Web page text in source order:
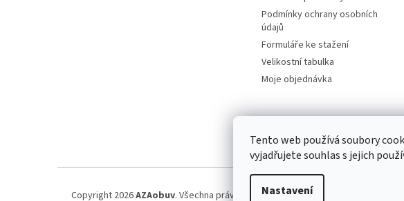
Tento web používá soubory
vyjadřujete souhlas s jejich
Nastavení
Podmínky ochrany osobních
údajů
Formuláře ke stažení
Velikostní tabulka
Moje objednávka
Copyright 2026AZAobuv. Všechna práva vyhrazena.